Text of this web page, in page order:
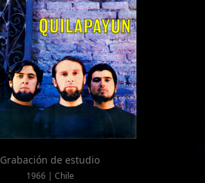
Grabación de estudio
1966 | Chile